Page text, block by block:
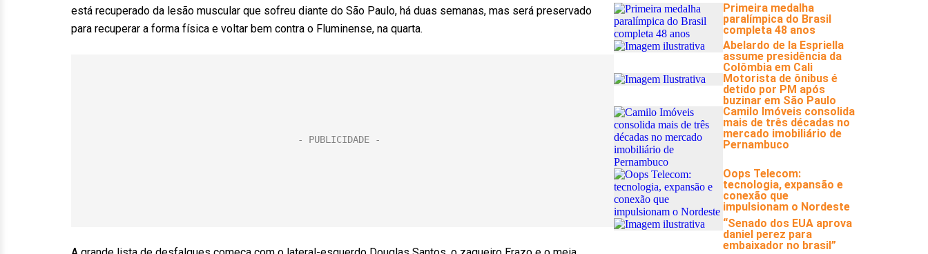
está recuperado da lesão muscular que sofreu diante do São Paulo, há duas semanas, mas será preservado
para recuperar a forma física e voltar bem contra o Fluminense, na quarta.